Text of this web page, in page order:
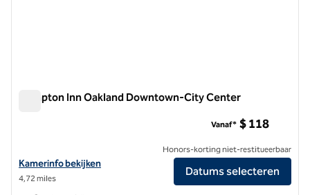
Hampton Inn Oakland Downtown-City Center
Bekijk hoteldetails voor Hampton Inn Oakland Downtown-City
Kamerinfo bekijken
4,72 miles
Vanaf* $ 118
Honors-korting niet-restitueerbaar
Datums selecteren